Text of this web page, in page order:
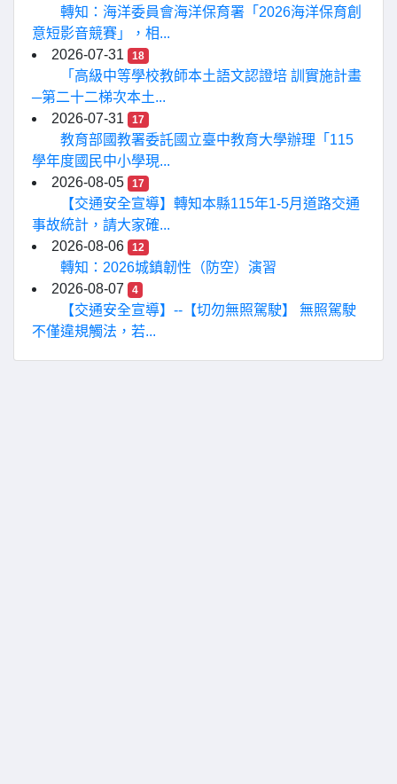
轉知：海洋委員會海洋保育署「2026海洋保育創
意短影音競賽」，相...
2026-07-31
18
「高級中等學校教師本土語文認證培 訓實施計畫
─第二十二梯次本土...
2026-07-31
17
教育部國教署委託國立臺中教育大學辦理「115
學年度國民中小學現...
2026-08-05
17
【交通安全宣導】轉知本縣115年1-5月道路交通
事故統計，請大家確...
2026-08-06
12
轉知：2026城鎮韌性（防空）演習
2026-08-07
4
【交通安全宣導】--【切勿無照駕駛】 無照駕駛
不僅違規觸法，若...